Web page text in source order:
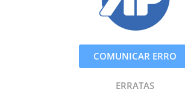
COMUNICAR ERRO
ERRATAS